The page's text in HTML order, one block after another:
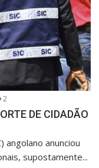
2
DE CIDADÃO
angolano anunciou
supostamente...